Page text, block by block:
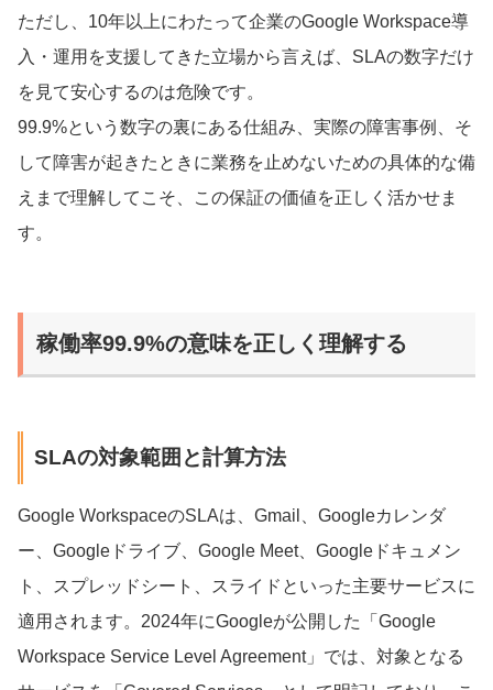
ただし、10年以上にわたって企業のGoogle Workspace導
入・運用を支援してきた立場から言えば、SLAの数字だけ
を見て安心するのは危険です。
99.9%という数字の裏にある仕組み、実際の障害事例、そ
して障害が起きたときに業務を止めないための具体的な備
えまで理解してこそ、この保証の価値を正しく活かせま
す。
稼働率99.9%の意味を正しく理解する
SLAの対象範囲と計算方法
Google WorkspaceのSLAは、Gmail、Googleカレンダ
ー、Googleドライブ、Google Meet、Googleドキュメン
ト、スプレッドシート、スライドといった主要サービスに
適用されます。2024年にGoogleが公開した「Google
Workspace Service Level Agreement」では、対象となる